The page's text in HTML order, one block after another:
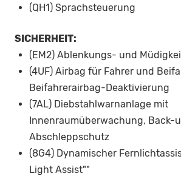
(QH1) Sprachsteuerung
SICHERHEIT:
(EM2) Ablenkungs- und
(4UF) Airbag für Fahrer und
Beifahrerairbag-Deaktivierung
(7AL) Diebstahlwarnanlage mit
Innenraumüberwachung, Back-
Abschleppschutz
(8G4) Dynamischer
Light Assist""